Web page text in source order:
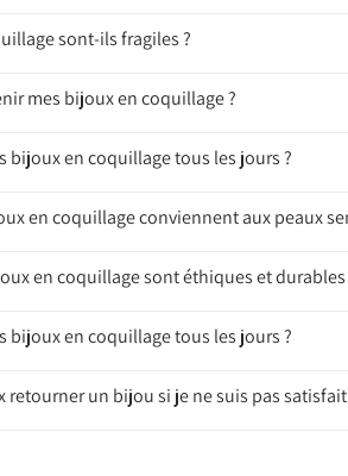
sont-ils fragiles ?
mes bijoux en coquillage ?
bijoux en coquillage tous les jours ?
en coquillage conviennent aux peaux
en coquillage sont éthiques et durables
bijoux en coquillage tous les jours ?
retourner un bijou si je ne suis pas satisfait